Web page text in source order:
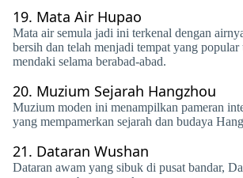
19. Mata Air Hupao
Mata air semula jadi ini terkenal dengan
bersih dan telah menjadi tempat yang
mendaki selama berabad-abad.
20. Muzium Sejarah Hangzhou
Muzium moden ini menampilkan pameran
yang mempamerkan sejarah dan budaya
21. Dataran Wushan
Dataran awam yang sibuk di pusat bandar,